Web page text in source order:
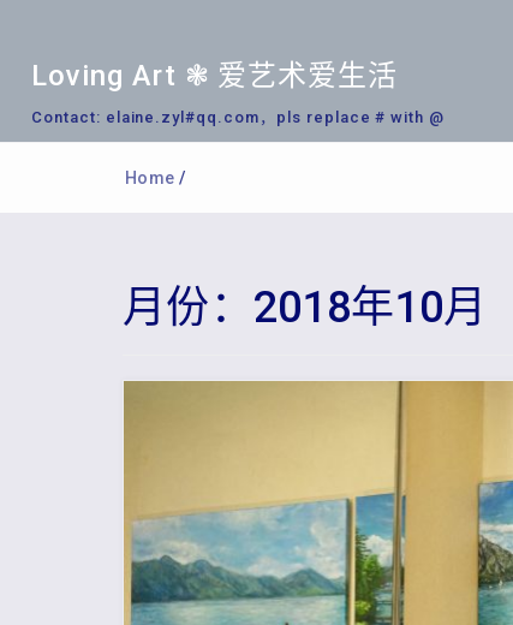
Loving Art ❃ 爱艺术爱生活
Contact: elaine.zyl#qq.com，pls replace # with @
Home /
月份：2018年10月